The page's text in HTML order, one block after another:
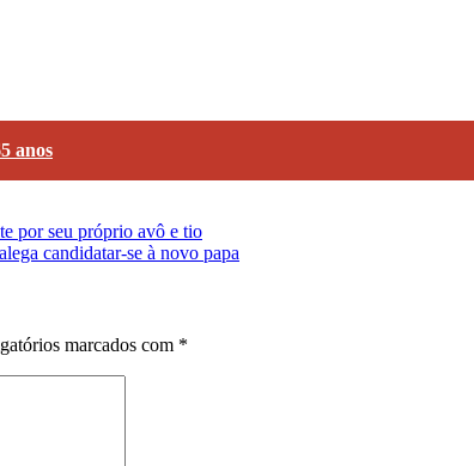
anos
por seu próprio avô e tio
candidatar-se à novo papa
marcados com *